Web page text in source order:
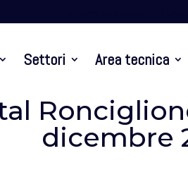
Settori Area tecnica
dicembre